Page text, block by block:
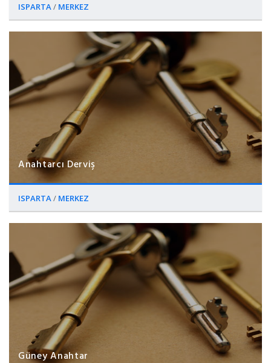
ISPARTA/ MERKEZ
Anahtarcı Derviş
ISPARTA/ MERKEZ
Güney Anahtar